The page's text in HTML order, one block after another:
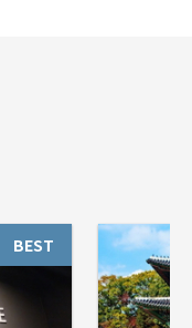
BEST